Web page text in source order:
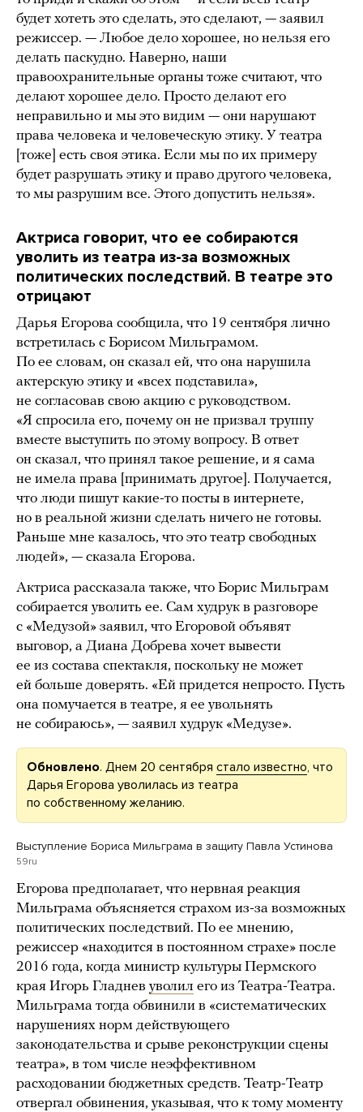
будет хотеть это сделать, это сделают, — заявил
режиссер. — Любое дело хорошее, но нельзя его
делать паскудно. Наверно, наши
правоохранительные органы тоже считают, что
делают хорошее дело. Просто делают его
неправильно и мы это видим — они нарушают
права человека и человеческую этику. У театра
[тоже] есть своя этика. Если мы по их примеру
будет разрушать этику и право другого человека,
то мы разрушим все. Этого допустить нельзя».
Актриса говорит, что ее собираются
уволить из театра из-за возможных
политических последствий. В театре это
отрицают
Дарья Егорова сообщила, что 19 сентября лично
встретилась с Борисом Мильграмом.
По ее словам, он сказал ей, что она нарушила
актерскую этику и «всех подставила»,
не согласовав свою акцию с руководством.
«Я спросила его, почему он не призвал труппу
вместе выступить по этому вопросу. В ответ
он сказал, что принял такое решение, и я сама
не имела права [принимать другое]. Получается,
что люди пишут какие-то посты в интернете,
но в реальной жизни сделать ничего не готовы.
Раньше мне казалось, что это театр свободных
людей», — сказала Егорова.
Актриса рассказала также, что Борис Мильграм
собирается уволить ее. Сам худрук в разговоре
с «Медузой» заявил, что Егоровой объявят
выговор, а Диана Добрева хочет вывести
ее из состава спектакля, поскольку не может
ей больше доверять. «Ей придется непросто. Пусть
она помучается в театре, я ее увольнять
не собираюсь», — заявил худрук «Медузе».
Обновлено. Днем 20 сентября стало известно, что
Дарья Егорова уволилась из театра
по собственному желанию.
Выступление Бориса Мильграма в защиту Павла Устинова
59ru
Егорова предполагает, что нервная реакция
Мильграма объясняется страхом из-за возможных
политических последствий. По ее мнению,
режиссер «находится в постоянном страхе» после
2016 года, когда министр культуры Пермского
края Игорь Гладнев уволил его из Театра-Театра.
Мильграма тогда обвинили в «систематических
нарушениях норм действующего
законодательства и срыве реконструкции сцены
театра», в том числе неэффективном
расходовании бюджетных средств. Театр-Театр
отвергал обвинения, указывая, что к тому моменту